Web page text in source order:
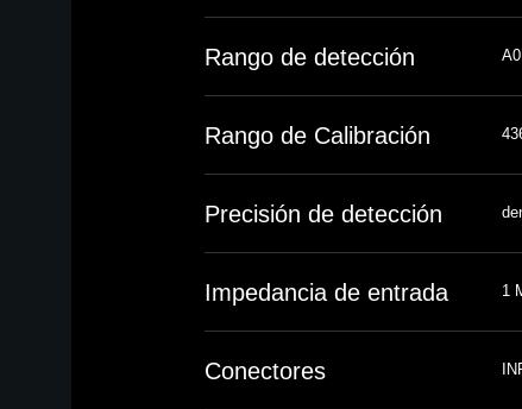
Rango de detección
Rango de Calibración
Precisión de detección
Impedancia de entrada 1
Conectores